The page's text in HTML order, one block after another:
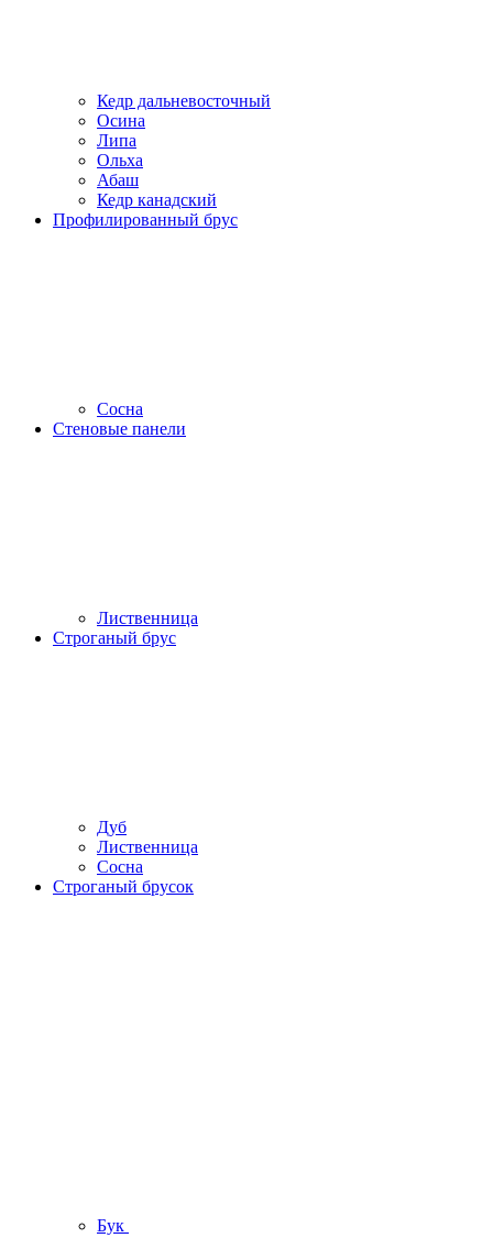
Кедр дальневосточный
Осина
Липа
Ольха
Абаш
Кедр канадский
Профилированный брус
Сосна
Стеновые панели
Лиственница
Строганый брус
Дуб
Лиственница
Сосна
Строганый брусок
Бук